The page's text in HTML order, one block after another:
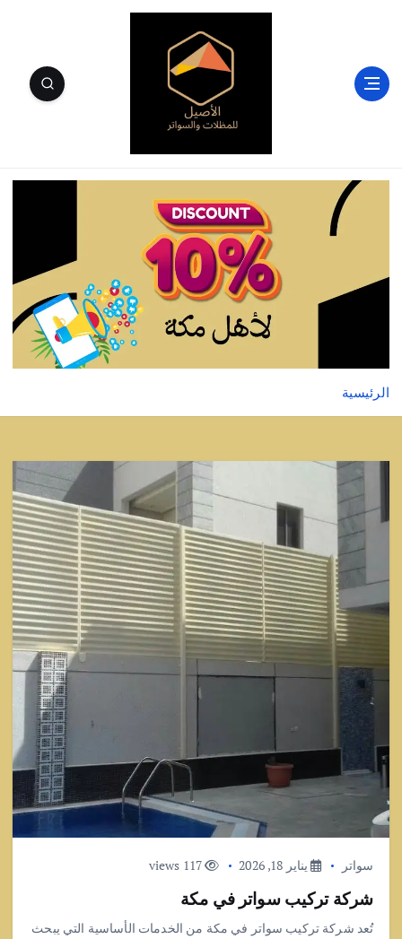
الرئيسية
سواتر يناير 18, 2026 117 views
شركة تركيب سواتر في مكة
تُعد شركة تركيب سواتر في مكة من الخدمات الأساسية التي يبحث